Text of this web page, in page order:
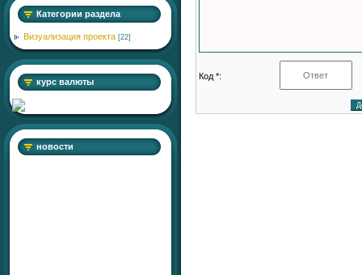
Категории раздела
Визуализация проекта [22]
курс валюты
новости
Код *: